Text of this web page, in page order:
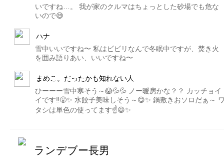
いですね…。 我が家のクルマはちょっとした砂場でも危な
いので😅
ハナ
雪中いいですね〜 私はビビリなんで冬眠中ですが、焚き火
を囲み語りあい、いいですね〜
まめこ。だったかも知れない人
ひーーー雪中寒そう～😱💦💦 ノー暖房かな？？ カッチョイ
イです‼️😤✨ 水餃子美味しそう～😋✨ 鍋敷きおソロだぁ～
タシは単色の使ってます☝️😆✨
ランデブー長男